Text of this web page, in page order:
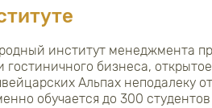
институт менеджмента
гостиничного бизнеса,
Альпах неподалеку
обучается до 300